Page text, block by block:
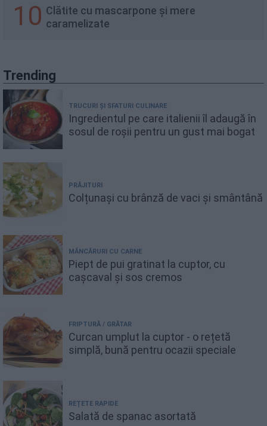
10 Clătite cu mascarpone și mere
caramelizate
Trending
TRUCURI ȘI SFATURI CULINARE
Ingredientul pe care italienii îl adaugă în
sosul de roșii pentru un gust mai bogat
PRĂJITURI
Colțunași cu brânză de vaci și smântână
MÂNCĂRURI CU CARNE
Piept de pui gratinat la cuptor, cu
cașcaval și sos cremos
FRIPTURĂ / GRĂTAR
Curcan umplut la cuptor - o rețetă
simplă, bună pentru ocazii speciale
REȚETE RAPIDE
Salată de spanac asortată